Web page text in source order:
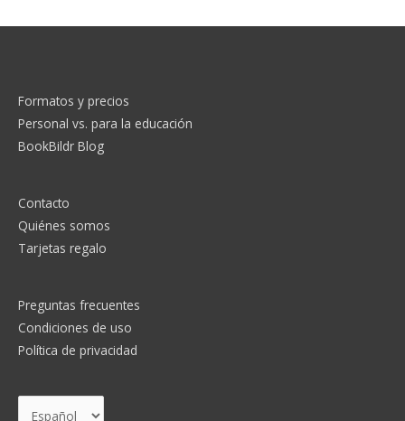
r
Formatos y precios
Personal vs. para la educación
BookBildr Blog
Contacto
Quiénes somos
Tarjetas regalo
Preguntas frecuentes
Condiciones de uso
Política de privacidad